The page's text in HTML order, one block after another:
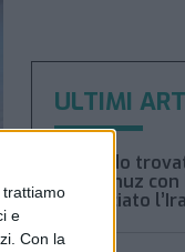
e
Con la
ULTIMI
“Accordo
di Hormuz
annunciato